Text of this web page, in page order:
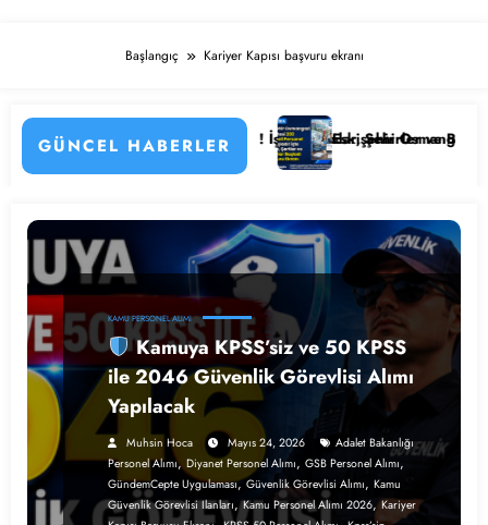
Başlangıç Kariyer Kapısı başvuru ekranı
GÜNCEL HABERLER
Alımı Başladı! İşte Kadrolar, Şehirler ve Başvuru Detayları
Eskişehir Osmangazi Üniversitesi 203
KAMU PERSONEL ALIMI
Kamuya KPSS’siz ve 50 KPSS
ile 2046 Güvenlik Görevlisi Alımı
Yapılacak
Muhsin Hoca Mayıs 24, 2026
Adalet Bakanlığı
Personel Alımı, Diyanet Personel Alımı, GSB Personel Alımı,
GündemCepte Uygulaması,Güvenlik Görevlisi Alımı, Kamu
Güvenlik Görevlisi Ilanları,Kamu Personel Alımı 2026,Kariyer